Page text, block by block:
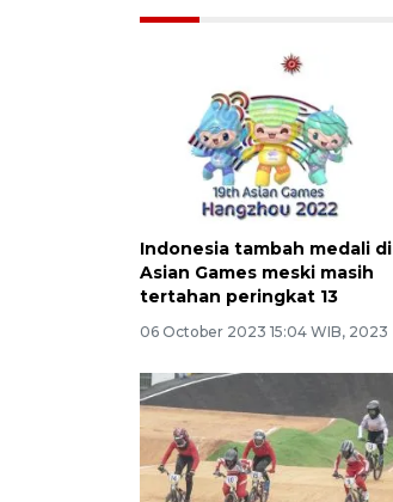
Indonesia tambah medali di
Asian Games meski masih
tertahan peringkat 13
06 October 2023 15:04 WIB, 2023